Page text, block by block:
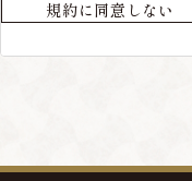
第4条 本サービスの変更
当店の判断により、本
規約に同意しない